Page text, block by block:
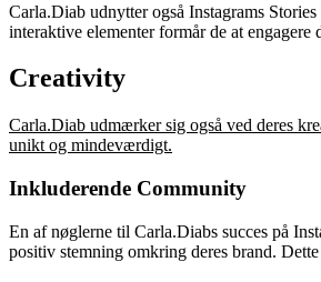
Carla.Diab udnytter også Instagrams
interaktive elementer formår de at
Creativity
Carla.Diab udmærker sig også ved deres
unikt og mindeværdigt.
Inkluderende Community
En af nøglerne til Carla.Diabs succes på
positiv stemning omkring deres brand.